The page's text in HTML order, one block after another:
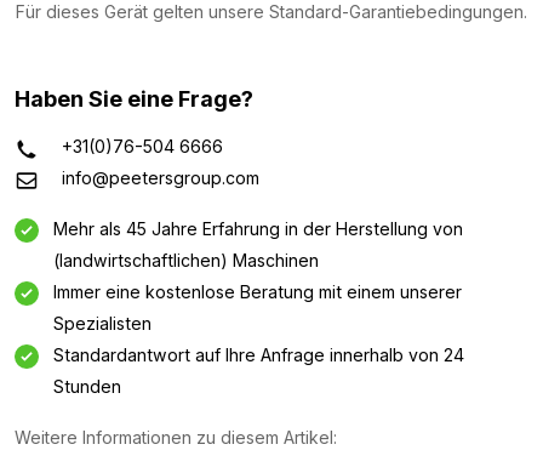
Für dieses Gerät gelten unsere Standard-Garantiebedingungen.
Haben Sie eine Frage?
+31(0)76-504 6666
info@peetersgroup.com
Mehr als 45 Jahre Erfahrung in der Herstellung von
(landwirtschaftlichen) Maschinen
Immer eine kostenlose Beratung mit einem unserer
Spezialisten
Standardantwort auf Ihre Anfrage innerhalb von 24
Stunden
Weitere Informationen zu diesem Artikel: